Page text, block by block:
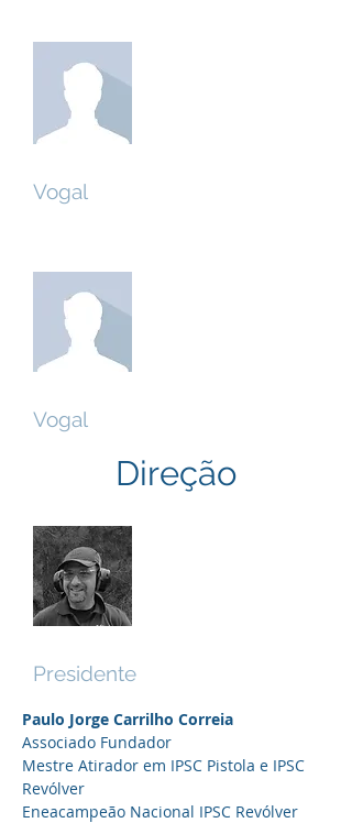
Vogal
Vogal
Direção
Presidente
Paulo Jorge Carrilho Correia
Associado Fundador
Mestre Atirador em IPSC Pistola e IPSC
Revólver
Eneacampeão Nacional IPSC Revólver